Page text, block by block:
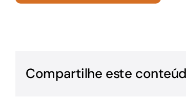
turismo
Compartilhe este